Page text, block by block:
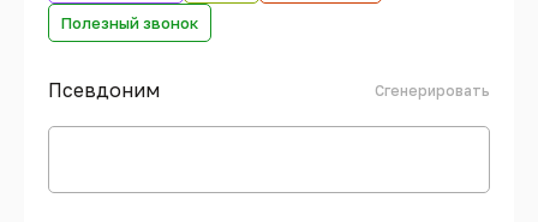
Полезный звонок
Псевдоним Сгенерировать